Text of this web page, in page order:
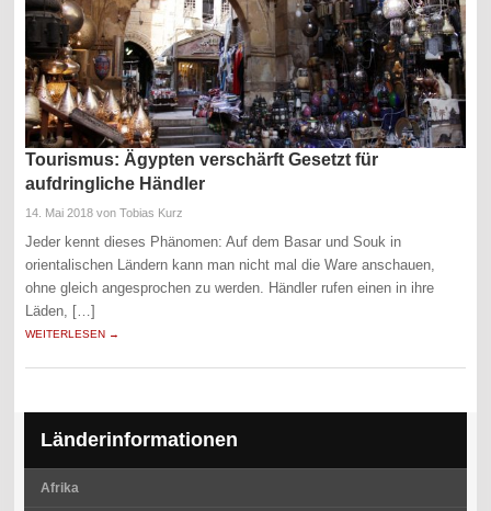
Tourismus: Ägypten verschärft Gesetzt für
aufdringliche Händler
14. Mai 2018 von Tobias Kurz
Jeder kennt dieses Phänomen: Auf dem Basar und Souk in
orientalischen Ländern kann man nicht mal die Ware anschauen,
ohne gleich angesprochen zu werden. Händler rufen einen in ihre
Läden, […]
WEITERLESEN →
Länderinformationen
Afrika